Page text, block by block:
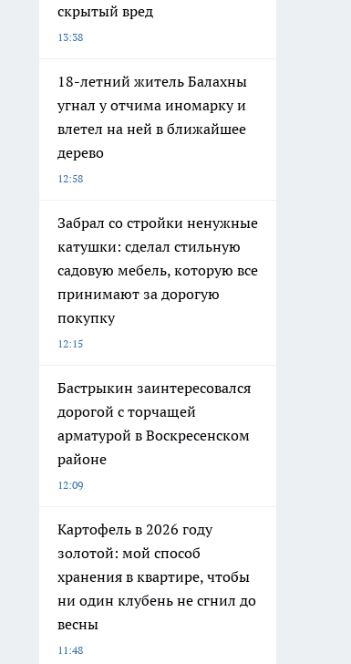
скрытый вред
13:38
18-летний житель Балахны
угнал у отчима иномарку и
влетел на ней в ближайшее
дерево
12:58
Забрал со стройки ненужные
катушки: сделал стильную
садовую мебель, которую все
принимают за дорогую
покупку
12:15
Бастрыкин заинтересовался
дорогой с торчащей
арматурой в Воскресенском
районе
12:09
Картофель в 2026 году
золотой: мой способ
хранения в квартире, чтобы
ни один клубень не сгнил до
весны
11:48